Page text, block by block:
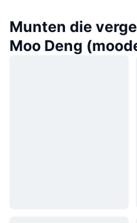
Munten die
Moo Deng